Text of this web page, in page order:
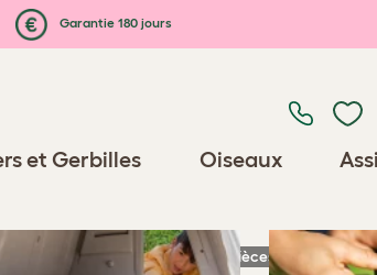
Garantie 180 jours
et Gerbilles Oiseaux
Pièces détachées /